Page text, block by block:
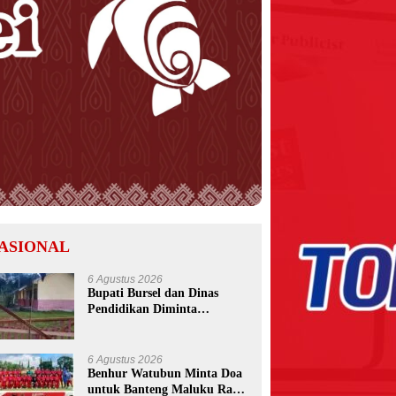
6 Agustus 2026
Bupati Bursel dan Dinas
Pendidikan Diminta
6 Agustus 2026
Benhur Watubun Minta Doa
untuk Banteng Maluku Raya